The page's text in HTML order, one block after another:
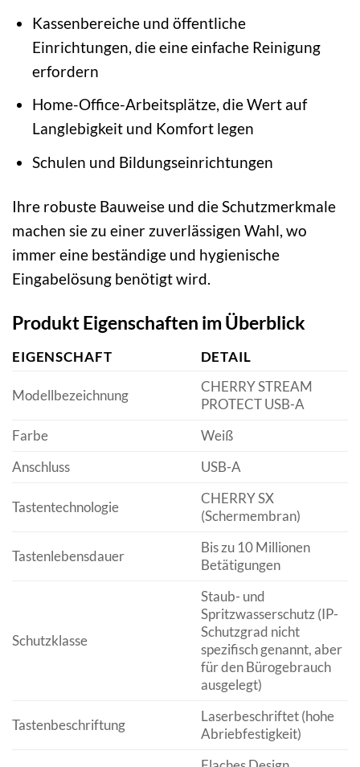
Kassenbereiche und öffentliche
Einrichtungen, die eine einfache Reinigung
erfordern
Home-Office-Arbeitsplätze, die Wert auf
Langlebigkeit und Komfort legen
Schulen und Bildungseinrichtungen
Ihre robuste Bauweise und die Schutzmerkmale
machen sie zu einer zuverlässigen Wahl, wo
immer eine beständige und hygienische
Eingabelösung benötigt wird.
Produkt Eigenschaften im Überblick
EIGENSCHAFT DETAIL
Modellbezeichnung
CHERRY STREAM
PROTECT USB-A
Farbe
Weiß
Anschluss
USB-A
Tastentechnologie
CHERRY SX
(Schermembran)
Tastenlebensdauer
Bis zu 10 Millionen
Betätigungen
Schutzklasse
Staub- und
Spritzwasserschutz (IP-
Schutzgrad nicht
spezifisch genannt, aber
für den Bürogebrauch
ausgelegt)
Tastenbeschriftung
Laserbeschriftet (hohe
Abriebfestigkeit)